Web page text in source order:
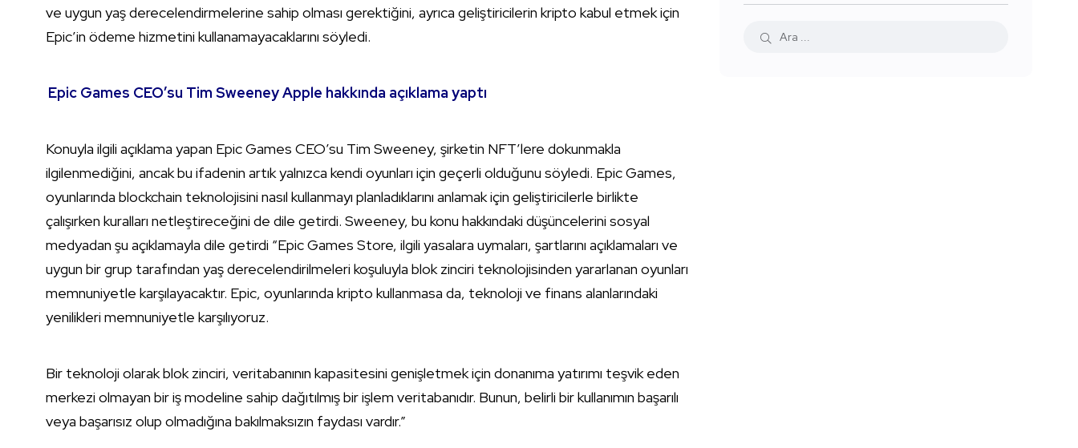
ve uygun yaş derecelendirmelerine sahip olması gerektiğini, ayrıca geliştiricilerin kripto kabul etmek için
Epic’in ödeme hizmetini kullanamayacaklarını söyledi.
Epic Games CEO’su Tim Sweeney Apple hakkında açıklama yaptı
Konuyla ilgili açıklama yapan Epic Games CEO’su Tim Sweeney, şirketin NFT’lere dokunmakla
ilgilenmediğini, ancak bu ifadenin artık yalnızca kendi oyunları için geçerli olduğunu söyledi. Epic Games,
oyunlarında blockchain teknolojisini nasıl kullanmayı planladıklarını anlamak için geliştiricilerle birlikte
çalışırken kuralları netleştireceğini de dile getirdi. Sweeney, bu konu hakkındaki düşüncelerini sosyal
medyadan şu açıklamayla dile getirdi “Epic Games Store, ilgili yasalara uymaları, şartlarını açıklamaları ve
uygun bir grup tarafından yaş derecelendirilmeleri koşuluyla blok zinciri teknolojisinden yararlanan oyunları
memnuniyetle karşılayacaktır. Epic, oyunlarında kripto kullanmasa da, teknoloji ve finans alanlarındaki
yenilikleri memnuniyetle karşılıyoruz.
Bir teknoloji olarak blok zinciri, veritabanının kapasitesini genişletmek için donanıma yatırımı teşvik eden
merkezi olmayan bir iş modeline sahip dağıtılmış bir işlem veritabanıdır. Bunun, belirli bir kullanımın başarılı
veya başarısız olup olmadığına bakılmaksızın faydası vardır.”